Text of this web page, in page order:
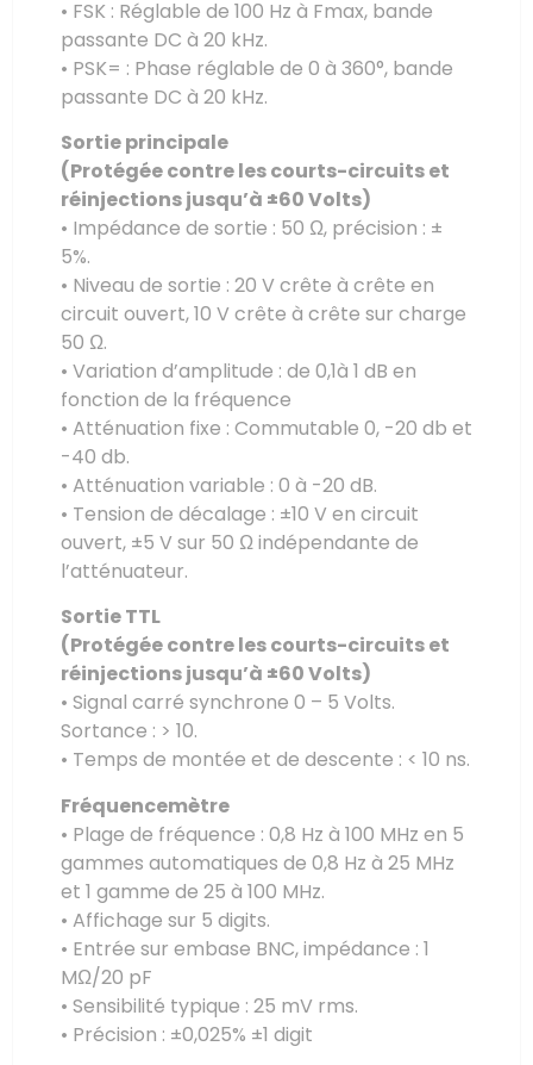
• FSK : Réglable de 100 Hz à Fmax, bande
passante DC à 20 kHz.
• PSK= : Phase réglable de 0 à 360°, bande
passante DC à 20 kHz.
Sortie principale
(Protégée contre les courts-circuits et
réinjections jusqu’à ±60 Volts)
• Impédance de sortie : 50 Ω, précision : ±
5%.
• Niveau de sortie : 20 V crête à crête en
circuit ouvert, 10 V crête à crête sur charge
50 Ω.
• Variation d’amplitude : de 0,1à 1 dB en
fonction de la fréquence
• Atténuation fixe : Commutable 0, -20 db et
-40 db.
• Atténuation variable : 0 à -20 dB.
• Tension de décalage : ±10 V en circuit
ouvert, ±5 V sur 50 Ω indépendante de
l’atténuateur.
Sortie TTL
(Protégée contre les courts-circuits et
réinjections jusqu’à ±60 Volts)
• Signal carré synchrone 0 – 5 Volts.
Sortance : > 10.
• Temps de montée et de descente : < 10 ns.
Fréquencemètre
• Plage de fréquence : 0,8 Hz à 100 MHz en 5
gammes automatiques de 0,8 Hz à 25 MHz
et 1 gamme de 25 à 100 MHz.
• Affichage sur 5 digits.
• Entrée sur embase BNC, impédance : 1
MΩ/20 pF
• Sensibilité typique : 25 mV rms.
• Précision : ±0,025% ±1 digit